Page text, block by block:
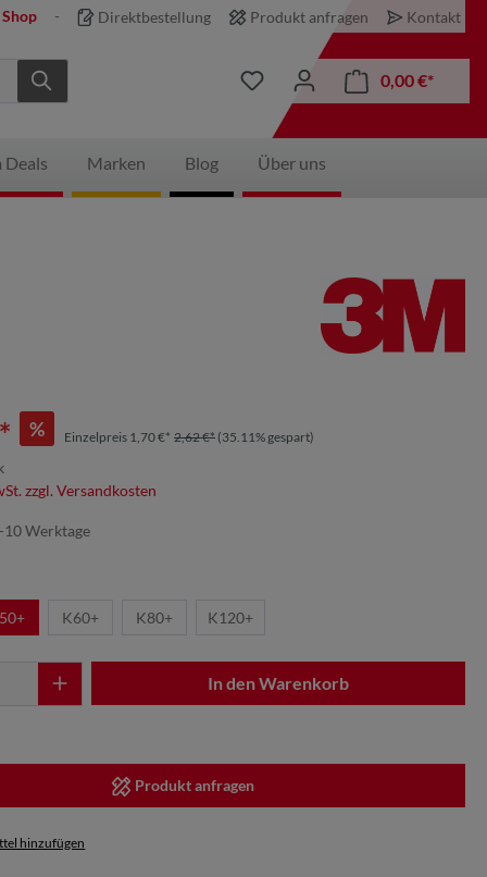
Direktbestellung Produkt anfragen Kontakt
0,00 €*
Deals Marken Blog Über uns
% Einzelpreis 1,70 €* 2,62 €* (35.11% gespart)
zzgl. Versandkosten
Werktage
K60+ K80+ K120+
In den Warenkorb
Produkt anfragen
hinzufügen